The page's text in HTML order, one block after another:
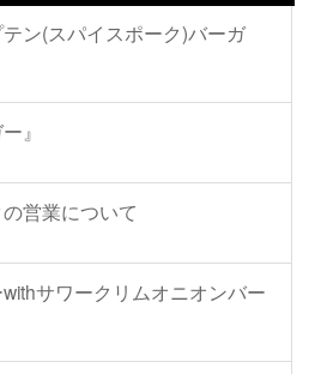
テン(スパイスポーク)バーガ
』
営業について
withサワークリムオニオンバー